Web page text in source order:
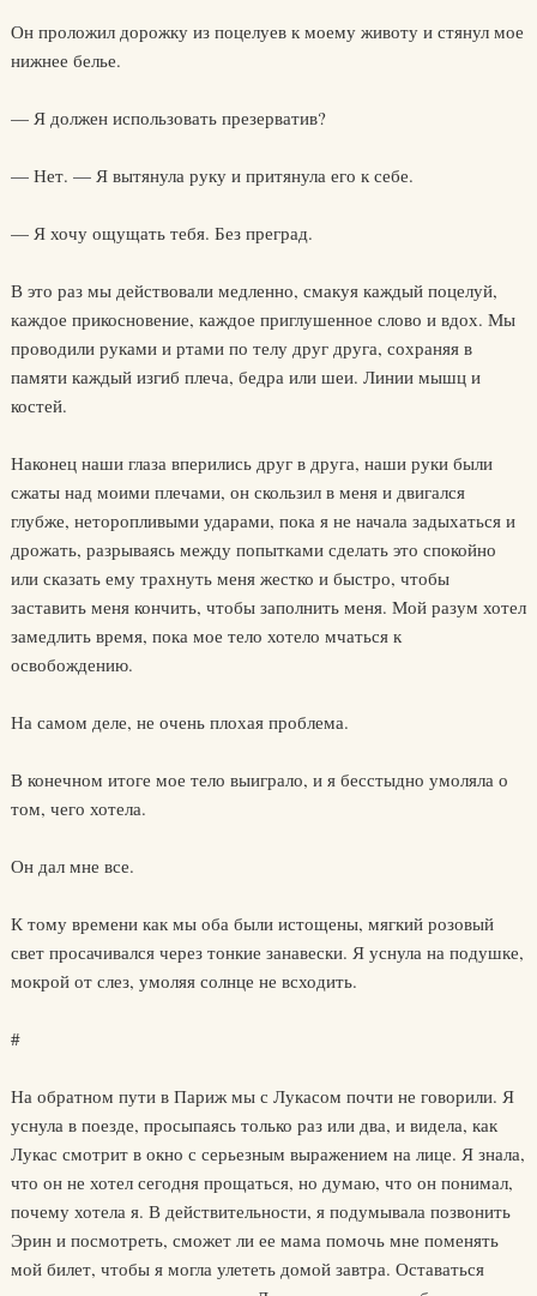
Он проложил дорожку из поцелуев к моему животу и стянул мое
нижнее белье.
— Я должен использовать презерватив?
— Нет. — Я вытянула руку и притянула его к себе.
— Я хочу ощущать тебя. Без преград.
В это раз мы действовали медленно, смакуя каждый поцелуй,
каждое прикосновение, каждое приглушенное слово и вдох. Мы
проводили руками и ртами по телу друг друга, сохраняя в
памяти каждый изгиб плеча, бедра или шеи. Линии мышц и
костей.
Наконец наши глаза вперились друг в друга, наши руки были
сжаты над моими плечами, он скользил в меня и двигался
глубже, неторопливыми ударами, пока я не начала задыхаться и
дрожать, разрываясь между попытками сделать это спокойно
или сказать ему трахнуть меня жестко и быстро, чтобы
заставить меня кончить, чтобы заполнить меня. Мой разум хотел
замедлить время, пока мое тело хотело мчаться к
освобождению.
На самом деле, не очень плохая проблема.
В конечном итоге мое тело выиграло, и я бесстыдно умоляла о
том, чего хотела.
Он дал мне все.
К тому времени как мы оба были истощены, мягкий розовый
свет просачивался через тонкие занавески. Я уснула на подушке,
мокрой от слез, умоляя солнце не всходить.
#
На обратном пути в Париж мы с Лукасом почти не говорили. Я
уснула в поезде, просыпаясь только раз или два, и видела, как
Лукас смотрит в окно с серьезным выражением на лице. Я знала,
что он не хотел сегодня прощаться, но думаю, что он понимал,
почему хотела я. В действительности, я подумывала позвонить
Эрин и посмотреть, сможет ли ее мама помочь мне поменять
мой билет, чтобы я могла улететь домой завтра. Оставаться